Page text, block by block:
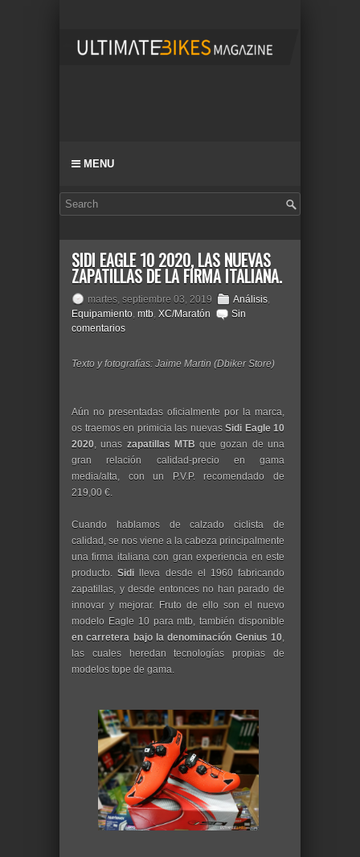
MENU
SIDI EAGLE 10 2020, LAS NUEVAS
ZAPATILLAS DE LA FIRMA ITALIANA.
martes, septiembre 03, 2019 Análisis,
Equipamiento, mtb, XC/Maratón
Sin
comentarios
Texto y fotografías: Jaime Martin (Dbiker Store)
Aún no presentadas oficialmente por la marca,
os traemos en primicia las nuevas Sidi Eagle 10
2020, unas zapatillas MTB que gozan de una
gran relación calidad-precio en gama
media/alta, con un P.V.P. recomendado de
219,00 €.
Cuando hablamos de calzado ciclista de
calidad, se nos viene a la cabeza principalmente
una firma italiana con gran experiencia en este
producto.Sidi lleva desde el 1960 fabricando
zapatillas, y desde entonces no han parado de
innovar y mejorar. Fruto de ello son el nuevo
modelo Eagle 10 para mtb, también disponible
en carretera bajo la denominación Genius 10,
las cuales heredan tecnologías propias de
modelos tope de gama.